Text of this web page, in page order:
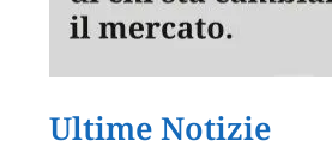
Ultime Notizie